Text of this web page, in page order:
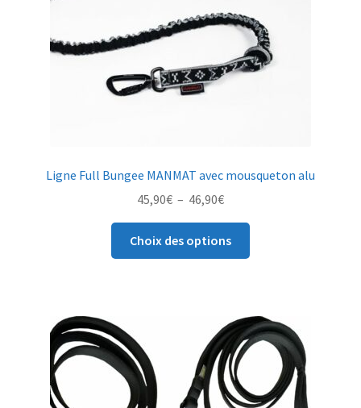
Ligne Full Bungee MANMAT avec mousqueton alu
45,90€ – 46,90€Plage
de
prix :
45,90€
Choix des options
produit
variations.
Les
options
peuvent
être